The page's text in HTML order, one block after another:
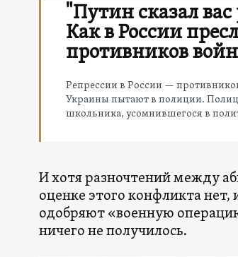
"Путин сказал вас
Как в России
противников
Репрессии в России —
Украины пытают в полиции.
школьника, усомнившегося в
И хотя разночтений между
оценке этого конфликта нет,
одобряют «военную
ничего не получилось.